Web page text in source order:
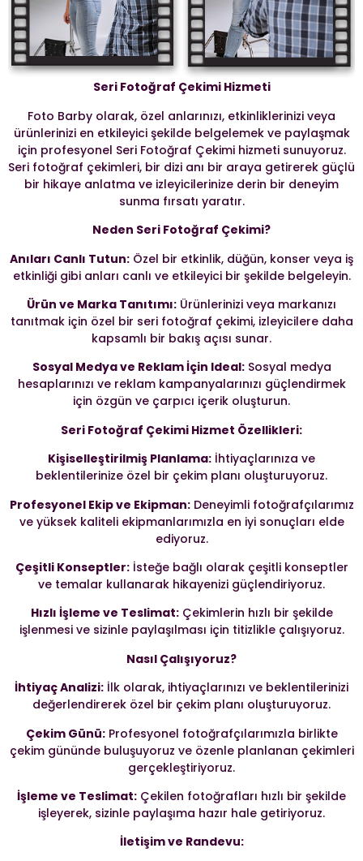
Seri Fotoğraf Çekimi Hizmeti
Foto Barby olarak, özel anlarınızı, etkinliklerinizi veya
ürünlerinizi en etkileyici şekilde belgelemek ve paylaşmak
için profesyonel Seri Fotoğraf Çekimi hizmeti sunuyoruz.
Seri fotoğraf çekimleri, bir dizi anı bir araya getirerek güçlü
bir hikaye anlatma ve izleyicilerinize derin bir deneyim
sunma fırsatı yaratır.
Neden Seri Fotoğraf Çekimi?
Anıları Canlı Tutun: Özel bir etkinlik, düğün, konser veya iş
etkinliği gibi anları canlı ve etkileyici bir şekilde belgeleyin.
Ürün ve Marka Tanıtımı: Ürünlerinizi veya markanızı
tanıtmak için özel bir seri fotoğraf çekimi, izleyicilere daha
kapsamlı bir bakış açısı sunar.
Sosyal Medya ve Reklam İçin Ideal:Sosyal medya
hesaplarınızı ve reklam kampanyalarınızı güçlendirmek
için özgün ve çarpıcı içerik oluşturun.
Seri Fotoğraf Çekimi Hizmet Özellikleri:
Kişiselleştirilmiş Planlama: İhtiyaçlarınıza ve
beklentilerinize özel bir çekim planı oluşturuyoruz.
Profesyonel Ekip ve Ekipman:Deneyimli fotoğrafçılarımız
ve yüksek kaliteli ekipmanlarımızla en iyi sonuçları elde
ediyoruz.
Çeşitli Konseptler:İsteğe bağlı olarak çeşitli konseptler
ve temalar kullanarak hikayenizi güçlendiriyoruz.
Hızlı İşleme ve Teslimat:Çekimlerin hızlı bir şekilde
işlenmesi ve sizinle paylaşılması için titizlikle çalışıyoruz.
Nasıl Çalışıyoruz?
İhtiyaç Analizi: İlk olarak, ihtiyaçlarınızı ve beklentilerinizi
değerlendirerek özel bir çekim planı oluşturuyoruz.
Çekim Günü:Profesyonel fotoğrafçılarımızla birlikte
çekim gününde buluşuyoruz ve özenle planlanan çekimleri
gerçekleştiriyoruz.
İşleme ve Teslimat: Çekilen fotoğrafları hızlı bir şekilde
işleyerek, sizinle paylaşıma hazır hale getiriyoruz.
İletişim ve Randevu: